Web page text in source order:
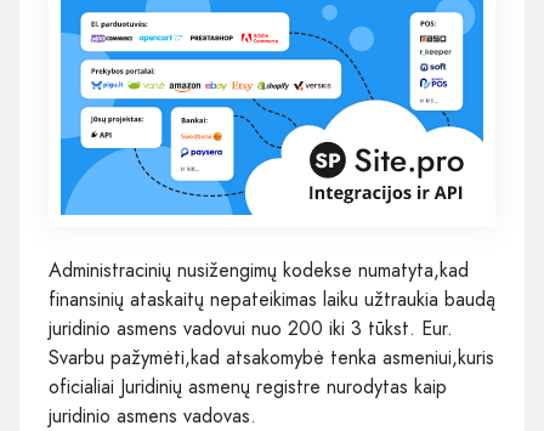
Administracinių nusižengimų kodekse numatyta,kad
finansinių ataskaitų nepateikimas laiku užtraukia baudą
juridinio asmens vadovui nuo 200 iki 3 tūkst. Eur.
Svarbu pažymėti,kad atsakomybė tenka asmeniui,kuris
oficialiai Juridinių asmenų registre nurodytas kaip
juridinio asmens vadovas.